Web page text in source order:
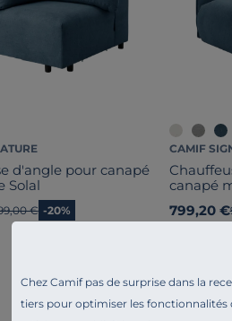
Chez Camif pas de surprise dans la
tiers pour optimiser les fonctionnalités
d'angle pour canapé
Solal
prix
€ -20%
CAMIF
canapé
799,20 €